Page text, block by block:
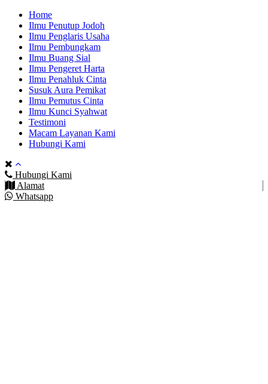
Home
Ilmu Penutup Jodoh
Ilmu Penglaris Usaha
Ilmu Pembungkam
Ilmu Buang Sial
Ilmu Pengeret Harta
Ilmu Penahluk Cinta
Susuk Aura Pemikat
Ilmu Pemutus Cinta
Ilmu Kunci Syahwat
Testimoni
Macam Layanan Kami
Hubungi Kami
Hubungi Kami
Alamat
Whatsapp